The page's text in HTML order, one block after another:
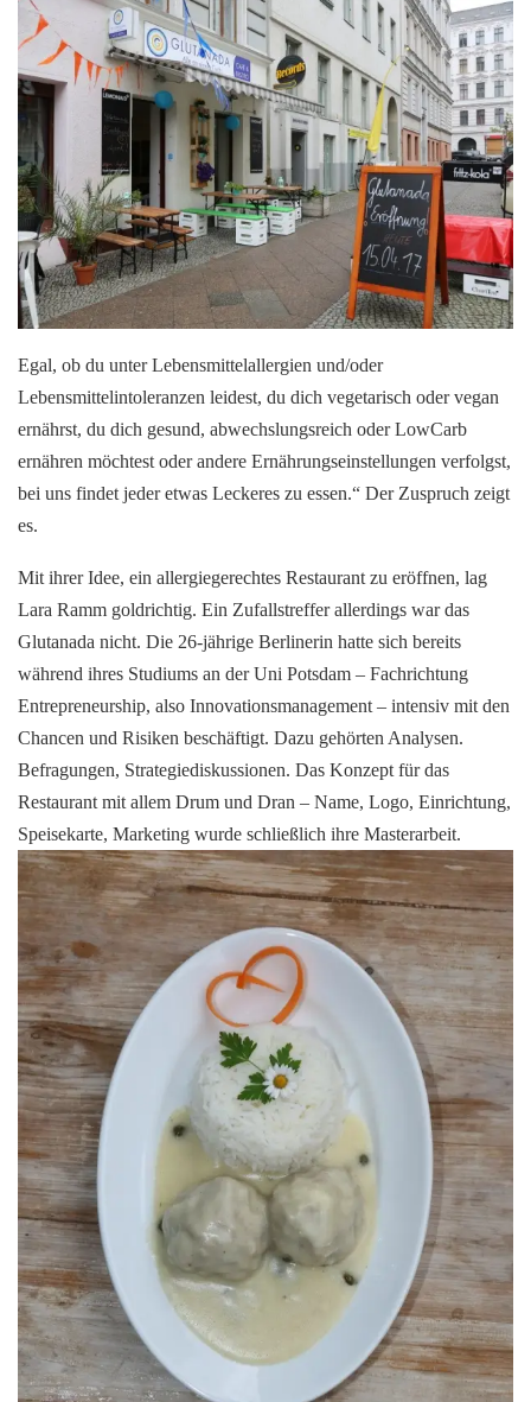
Egal, ob du unter Lebensmittelallergien und/oder
Lebensmittelintoleranzen leidest, du dich vegetarisch oder vegan
ernährst, du dich gesund, abwechslungsreich oder LowCarb
ernähren möchtest oder andere Ernährungseinstellungen verfolgst,
bei uns findet jeder etwas Leckeres zu essen.“ Der Zuspruch zeigt
es.
Mit ihrer Idee, ein allergiegerechtes Restaurant zu eröffnen, lag
Lara Ramm goldrichtig. Ein Zufallstreffer allerdings war das
Glutanada nicht. Die 26-jährige Berlinerin hatte sich bereits
während ihres Studiums an der Uni Potsdam – Fachrichtung
Entrepreneurship, also Innovationsmanagement – intensiv mit den
Chancen und Risiken beschäftigt. Dazu gehörten Analysen.
Befragungen, Strategiediskussionen. Das Konzept für das
Restaurant mit allem Drum und Dran – Name, Logo, Einrichtung,
Speisekarte, Marketing wurde schließlich ihre Masterarbeit.